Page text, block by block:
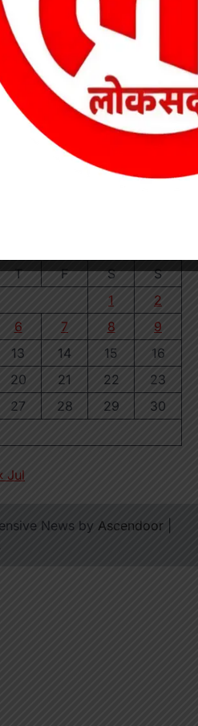
ने जीते पदक
व्यवस्था, राखियों के लिए लगाई गई पीली
महिला की संदिग्ध मौत, पति फरार
T F S
S
1
2
6 7 8
9
13 14 15
16
20 21 22
23
27 28 29
30
Jul
News by Ascendoor